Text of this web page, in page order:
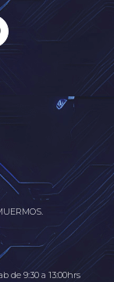
de 9:30 a 13:00hrs